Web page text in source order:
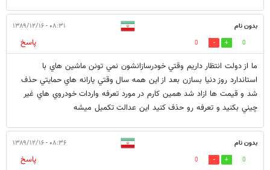
بدون نام ۰۸:۳۱ - ۱۳۸۹/۱۲/۱۶
0
0
پاسخ
ما از دولت انتظار داريم وقتي خودرسازانشون نمي تونن ماشين هاي با
استاندارد روز دنيا بسازن بعد از اين همه سال وقتي يارانه هاي حمايتي حذف
شد و قيمت ها ازاد شد همين كارم در مورد تعرفه واردات خودروي هاي غير
چيني بكنيد و تعرفه رو حذف كنيد اين عدالت تكميل ميشه
بدون نام ۰۸:۳۶ - ۱۳۸۹/۱۲/۱۶
0
0 پاسخ